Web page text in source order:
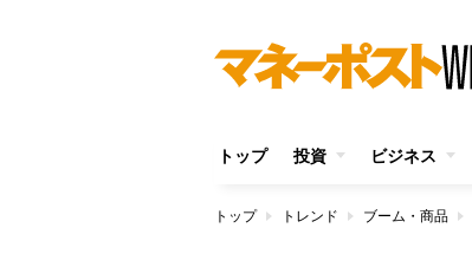
トップ 投資 ビジネス
トップ トレンド ブーム・商品